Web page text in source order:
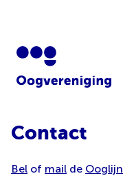
Contact
Bel of mail de Ooglijn